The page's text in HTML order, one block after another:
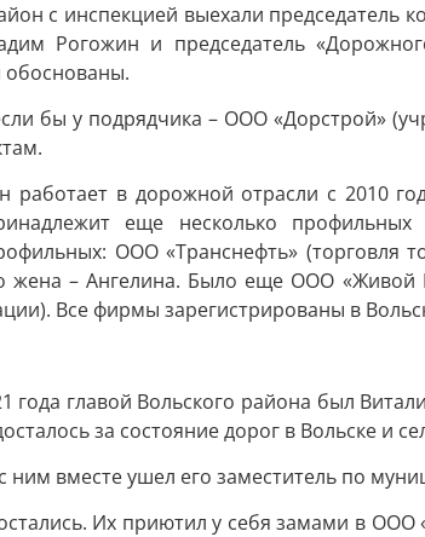
с инспекцией выехали
Рогожин и председатель
обоснованы.
бы у подрядчика – ООО «Дорстрой»
работает в дорожной отрасли с 2010
еще несколько
ООО «Транснефть»
жена – Ангелина. Было еще ООО «Живой
Все фирмы зарегистрированы в
года главой Вольского района был
за состояние дорог в Вольске и
ним вместе ушел его заместитель по
Их приютил у себя замами в